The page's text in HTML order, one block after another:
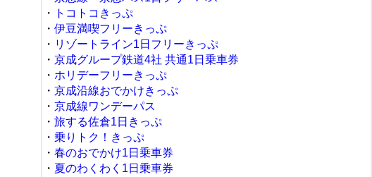
・
トコトコきっぷ
・ 伊豆満喫フリーきっぷ
・ リゾートライン1日フリーきっぷ
・ 京成グループ鉄道4社 共通1日乗車券
・ ホリデーフリーきっぷ
・ 京成沿線おでかけきっぷ
・ 京成線ワンデーパス
・ 旅する佐倉1日きっぷ
・ 乗りトク！きっぷ
・ 春のおでかけ1日乗車券
・ 夏のわくわく1日乗車券